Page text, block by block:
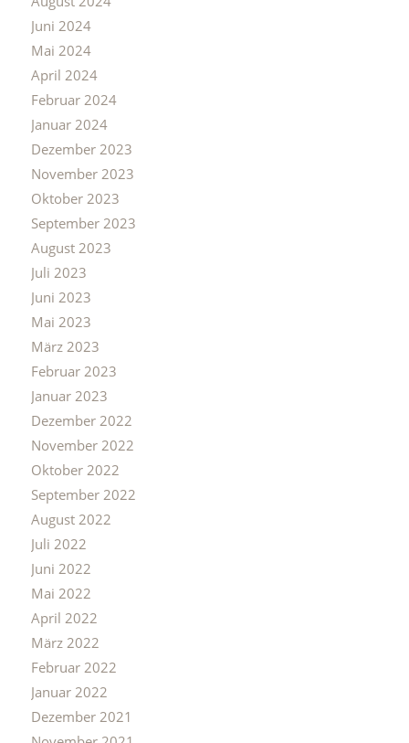
Juni 2024
Mai 2024
April 2024
Februar 2024
Januar 2024
Dezember 2023
November 2023
Oktober 2023
September 2023
August 2023
Juli 2023
Juni 2023
Mai 2023
März 2023
Februar 2023
Januar 2023
Dezember 2022
November 2022
Oktober 2022
September 2022
August 2022
Juli 2022
Juni 2022
Mai 2022
April 2022
März 2022
Februar 2022
Januar 2022
Dezember 2021